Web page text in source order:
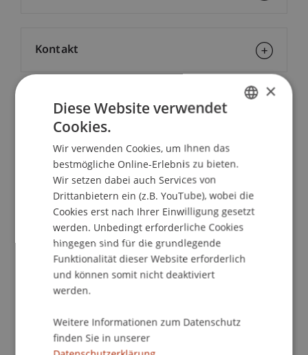
School/Professur:
Studienverwaltung Bachelorstudiengang
Architektur
Elektrosmog ist heute allgegenwärtig –
Wie können wir diese Belastung in unseren
Gebäuden reduzieren?
Referent
Markus Durrer, Chur
Experte IBH, Elektro- und Hygieneingenieur
Technischer Berater NIS des
der Ärztinnen und Ärzte für Umweltschutz
Kontakt
×
Diese Website verwendet
Cookies.
Wir verwenden Cookies, um Ihnen das
bestmögliche Online-Erlebnis zu bieten.
Wir setzen dabei auch Services von
Drittanbietern ein (z.B. YouTube), wobei die
Cookies erst nach Ihrer Einwilligung gesetzt
werden. Unbedingt erforderliche Cookies
hingegen sind für die grundlegende
Funktionalität dieser Website erforderlich
und können somit nicht deaktiviert
werden.
Weitere Informationen zum Datenschutz
finden Sie in unserer